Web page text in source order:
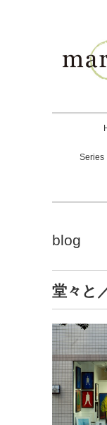
Series
blog
堂々と